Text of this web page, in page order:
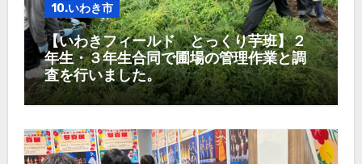
10.いわき市
【いわきフィールド とっくり芋班】２
年生・３年生合同で圃場の管理作業と調
査を行いました。